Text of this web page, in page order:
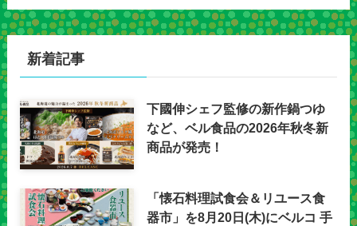
新着記事
下國伸シェフ監修の新作鍋つゆ
など、ベル食品の2026年秋冬新
商品が発売！
「懐石料理試食会＆リユース食
器市」を8月20日(木)にベルコ 手